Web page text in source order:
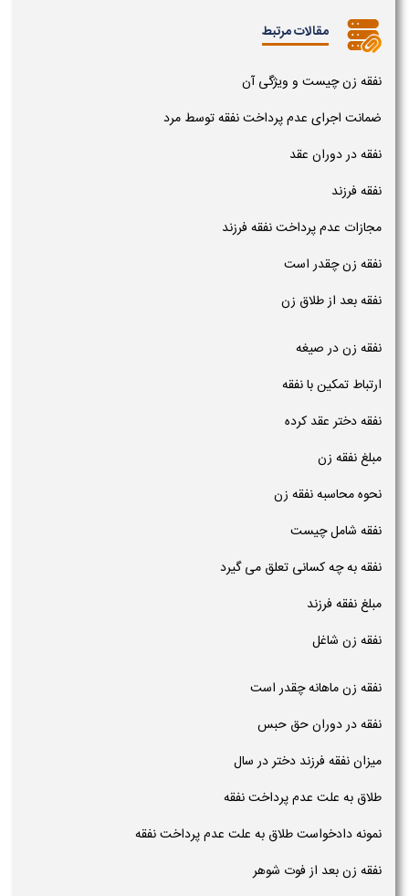
مقالات مرتبط
نفقه زن چیست و ویژگی آن
ضمانت اجرای عدم پرداخت نفقه توسط مرد
نفقه در دوران عقد
نفقه فرزند
مجازات عدم پرداخت نفقه فرزند
نفقه زن چقدر است
نفقه بعد از طلاق زن
نفقه زن در صیغه
ارتباط تمکین با نفقه
نفقه دختر عقد کرده
مبلغ نفقه زن
نحوه محاسبه نفقه زن
نفقه شامل چیست
نفقه به چه کسانی تعلق می گیرد
مبلغ نفقه فرزند
نفقه زن شاغل
نفقه زن ماهانه چقدر است
نفقه در دوران حق حبس
میزان نفقه فرزند دختر در سال
طلاق به علت عدم پرداخت نفقه
نمونه دادخواست طلاق به علت عدم پرداخت نفقه
نفقه زن بعد از فوت شوهر